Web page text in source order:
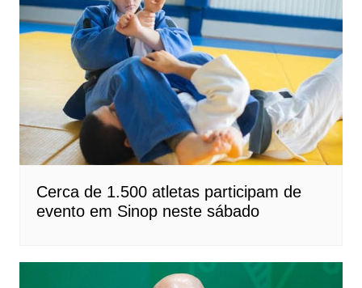
Cerca de 1.500 atletas participam de
evento em Sinop neste sábado